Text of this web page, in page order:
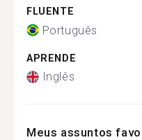
FLUENTE
Português
APRENDE
Inglês
Meus assuntos